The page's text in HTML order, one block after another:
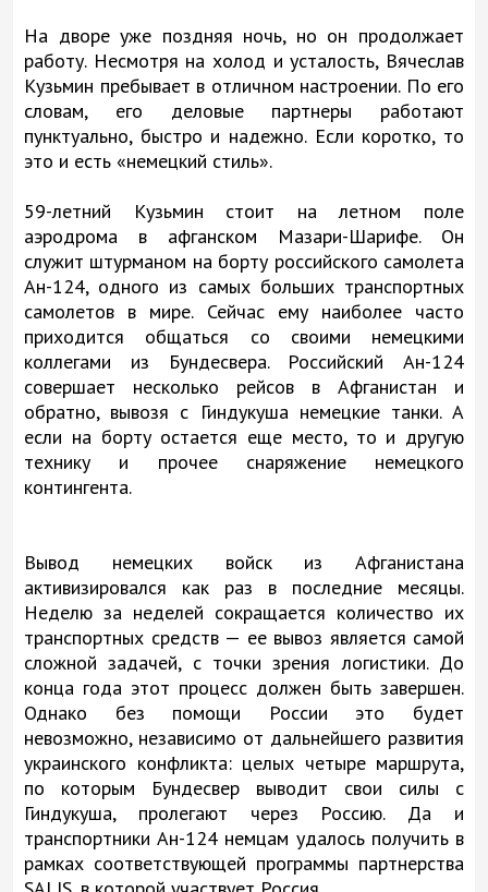
На дворе уже поздняя ночь, но он продолжает
работу. Несмотря на холод и усталость, Вячеслав
Кузьмин пребывает в отличном настроении. По его
словам, его деловые партнеры работают
пунктуально, быстро и надежно. Если коротко, то
это и есть «немецкий стиль».
59-летний Кузьмин стоит на летном поле
аэродрома в афганском Мазари-Шарифе. Он
служит штурманом на борту российского самолета
Ан-124, одного из самых больших транспортных
самолетов в мире. Сейчас ему наиболее часто
приходится общаться со своими немецкими
коллегами из Бундесвера. Российский Ан-124
совершает несколько рейсов в Афганистан и
обратно, вывозя с Гиндукуша немецкие танки. А
если на борту остается еще место, то и другую
технику и прочее снаряжение немецкого
контингента.
Вывод немецких войск из Афганистана
активизировался как раз в последние месяцы.
Неделю за неделей сокращается количество их
транспортных средств — ее вывоз является самой
сложной задачей, с точки зрения логистики. До
конца года этот процесс должен быть завершен.
Однако без помощи России это будет
невозможно, независимо от дальнейшего развития
украинского конфликта: целых четыре маршрута,
по которым Бундесвер выводит свои силы с
Гиндукуша, пролегают через Россию. Да и
транспортники Ан-124 немцам удалось получить в
рамках соответствующей программы партнерства